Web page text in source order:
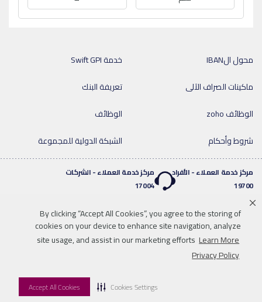
By clicking “Accept All Cookies”, you agree to the storing of
cookies on your device to enhance site navigation, analyze
site usage, and assist in our marketing efforts Learn More
Privacy Policy
Accept All Cookies Cookies Settings
خدمة Swift GPI
محول الIBAN
تعريفة البنك
ماكينات الصراف الآلى
الوظائف
الوظائف zoho
الشبكة الدولية للمجموعة
شروط وأحكام
مركز خدمة العملاء - الأفراد
19700
مركز خدمة العملاء - الشركات
17004
خدمة واتساب المصرفية
0020219700
twitteryoutube
للاتصال بنا خريطة الموقع إخلاء المسؤولية
© 2026 QNB